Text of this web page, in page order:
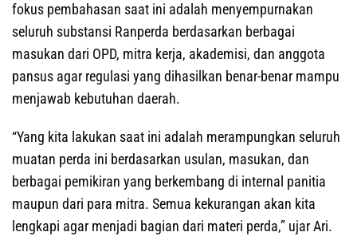
fokus pembahasan saat ini adalah menyempurnakan
seluruh substansi Ranperda berdasarkan berbagai
masukan dari OPD, mitra kerja, akademisi, dan anggota
pansus agar regulasi yang dihasilkan benar-benar mampu
menjawab kebutuhan daerah.
“Yang kita lakukan saat ini adalah merampungkan seluruh
muatan perda ini berdasarkan usulan, masukan, dan
berbagai pemikiran yang berkembang di internal panitia
maupun dari para mitra. Semua kekurangan akan kita
lengkapi agar menjadi bagian dari materi perda,” ujar Ari.